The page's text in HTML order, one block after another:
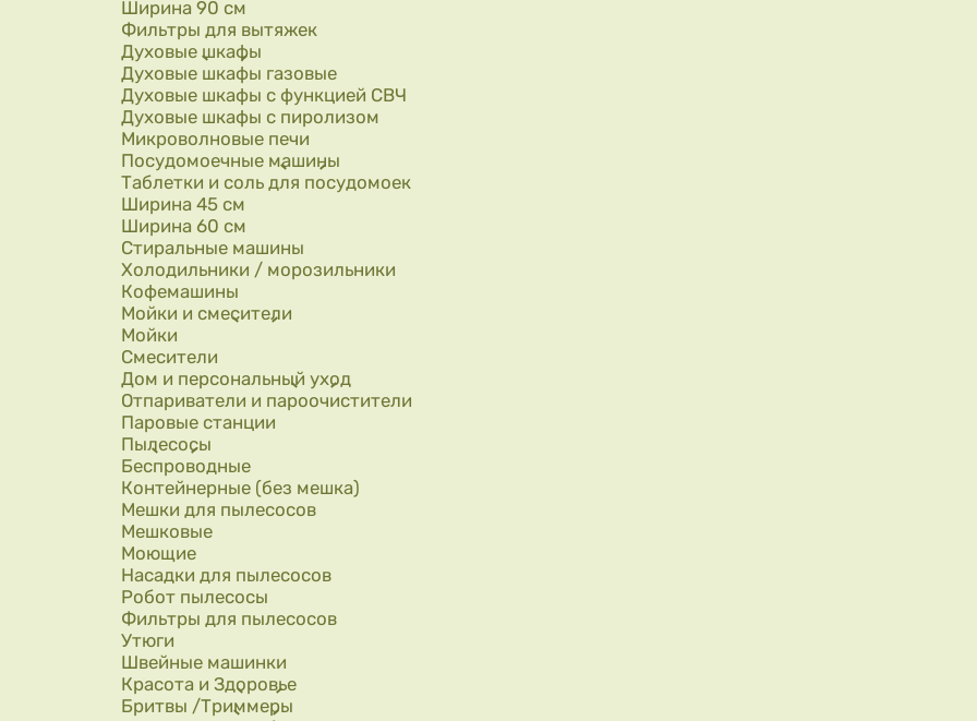
Ширина 90 см
Фильтры для вытяжек
Духовые шкафы
Духовые шкафы газовые
Духовые шкафы с функцией СВЧ
Духовые шкафы с пиролизом
Микроволновые печи
Посудомоечные машины
Таблетки и соль для посудомоек
Ширина 45 см
Ширина 60 см
Стиральные машины
Холодильники / морозильники
Кофемашины
Мойки и смесители
Мойки
Смесители
Дом и персональный уход
Отпариватели и пароочистители
Паровые станции
Пылесосы
Беспроводные
Контейнерные (без мешка)
Мешки для пылесосов
Мешковые
Моющие
Насадки для пылесосов
Робот пылесосы
Фильтры для пылесосов
Утюги
Швейные машинки
Красота и Здоровье
Бритвы /Триммеры